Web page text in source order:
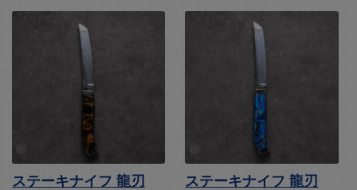
ステーキナイフ 龍刃
ステーキナイフ 龍刃